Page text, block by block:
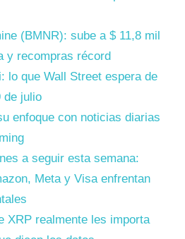
(BMNR): sube a $ 11,8 mil
y recompras récord
lo que Wall Street espera de
de julio
enfoque con noticias diarias
a seguir esta semana:
Meta y Visa enfrentan
XRP realmente les importa